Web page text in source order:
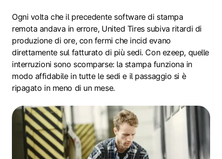
Ogni volta che il precedente software di stampa
remota andava in errore, United Tires subiva ritardi di
produzione di ore, con fermi che incid evano
direttamente sul fatturato di più sedi. Con ezeep, quelle
interruzioni sono scomparse: la stampa funziona in
modo affidabile in tutte le sedi e il passaggio si è
ripagato in meno di un mese.